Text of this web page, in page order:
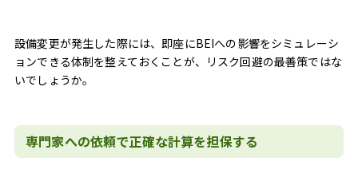
設備変更が発生した際には、即座にBEIへの影響をシミュレーシ
ョンできる体制を整えておくことが、リスク回避の最善策ではな
いでしょうか。
専門家への依頼で正確な計算を担保する